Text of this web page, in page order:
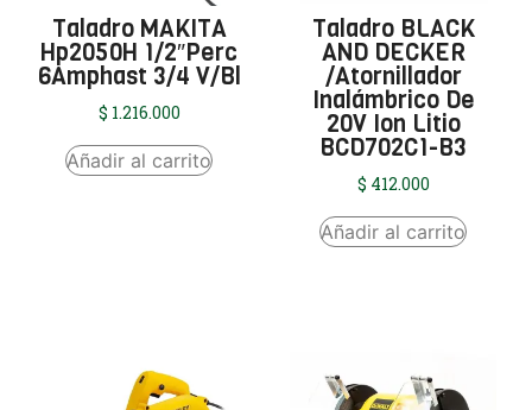
Taladro MAKITA
Hp2050H 1/2″Perc
6Amphast 3/4 V/Bl
$ 1.216.000
Añadir al carrito
Taladro BLACK
AND DECKER
/Atornillador
Inalámbrico De
20V Ion Litio
BCD702C1-B3
$ 412.000
Añadir al carrito